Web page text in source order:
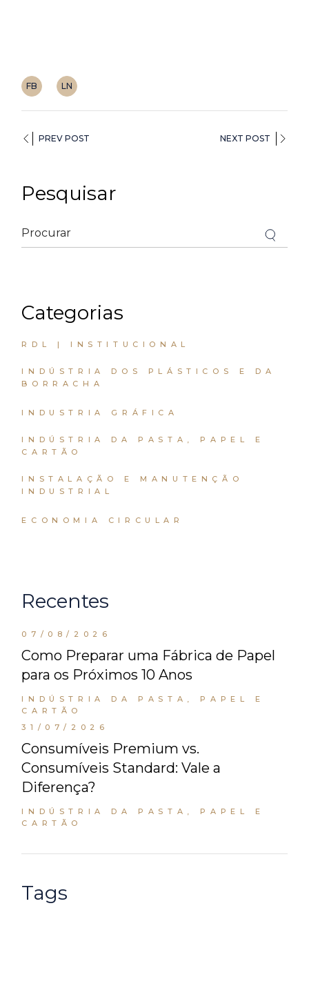
FB LN
PREV POST NEXT POST
Pesquisar
Categorias
RDL | INSTITUCIONAL
INDÚSTRIA DOS PLÁSTICOS E DA
BORRACHA
INDUSTRIA GRÁFICA
INDÚSTRIA DA PASTA, PAPEL E
CARTÃO
INSTALAÇÃO E MANUTENÇÃO
INDUSTRIAL
ECONOMIA CIRCULAR
Recentes
07/08/2026
Como Preparar uma Fábrica de Papel
para os Próximos 10 Anos
INDÚSTRIA DA PASTA, PAPEL E
CARTÃO
31/07/2026
Consumíveis Premium vs.
Consumíveis Standard: Vale a
Diferença?
INDÚSTRIA DA PASTA, PAPEL E
CARTÃO
Tags